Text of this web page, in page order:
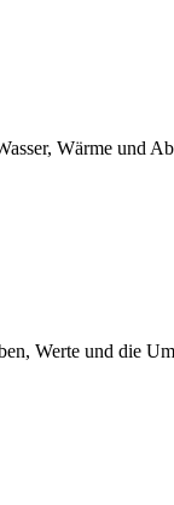
Wärme und
Werte und die